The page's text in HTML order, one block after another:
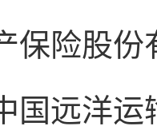
保险股份
国远洋